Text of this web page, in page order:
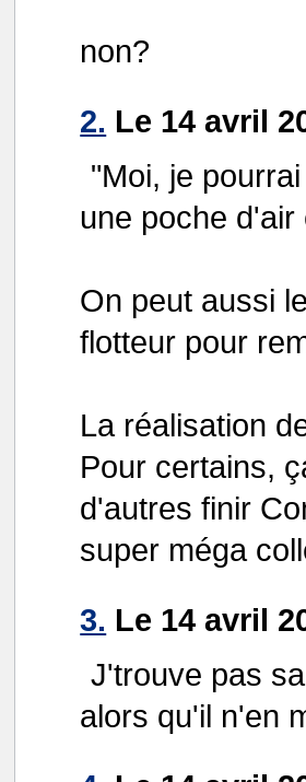
non?
2. Le 14 avril
"Moi, je
une poche d'air
On peut aussi
flotteur pour
La réalisation
Pour certains,
d'autres finir
super méga
3. Le 14 avril
J'trouve pas
alors qu'il n'en